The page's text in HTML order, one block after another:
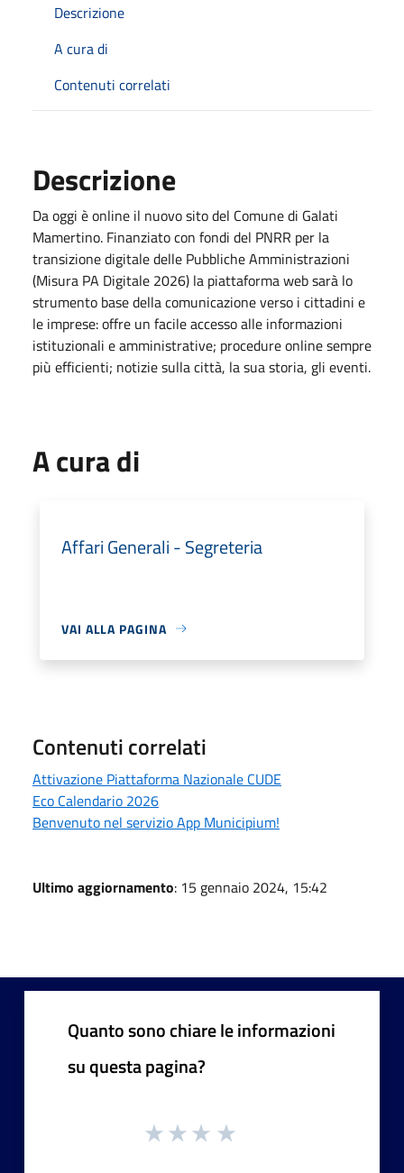
Descrizione
A cura di
Contenuti correlati
Descrizione
Da oggi è online il nuovo sito del Comune di Galati
Mamertino. Finanziato con fondi del PNRR per la
transizione digitale delle Pubbliche Amministrazioni
(Misura PA Digitale 2026) la piattaforma web sarà lo
strumento base della comunicazione verso i cittadini e
le imprese: offre un facile accesso alle informazioni
istituzionali e amministrative; procedure online sempre
più efficienti; notizie sulla città, la sua storia, gli eventi.
A cura di
Affari Generali - Segreteria
VAI ALLA PAGINA
Contenuti correlati
Attivazione Piattaforma Nazionale CUDE
Eco Calendario 2026
Benvenuto nel servizio App Municipium!
Ultimo aggiornamento: 15 gennaio 2024, 15:42
Quanto sono chiare le informazioni
su questa pagina?